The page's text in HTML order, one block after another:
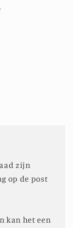
zijn
op de post
kan het een